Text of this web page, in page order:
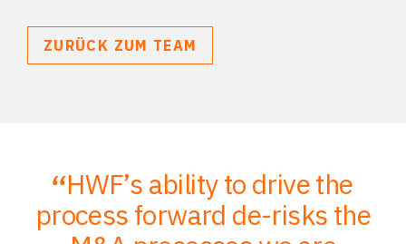
ZURÜCK ZUM TEAM
HWF’s ability to drive the
process forward de-risks the